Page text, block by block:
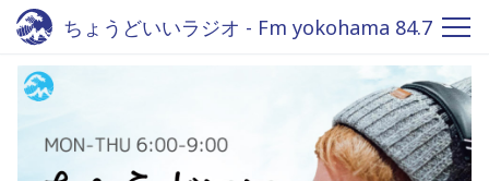
ちょうどいいラジオ - Fm yokohama 84.7